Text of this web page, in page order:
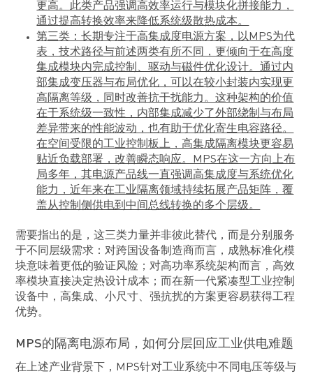
更高。此类产品强调高效率运行与模块化拼接能力，
通过提高转换效率来降低系统级散热成本。
第三类：长期专注于高集成度电源方案，以MPS为代
表，技术路径与前述两类有所不同，更倾向于在高度
集成模块内完成控制、驱动与磁件优化设计。通过内
部集成变压器与布局优化，可以在较小封装内实现更
高隔离等级，同时改善抗干扰能力。这种架构的价值
在于系统级一致性，内部集成减少了外部绕制与布局
差异带来的性能波动，也有助于优化寄生电容路径。
在空间受限的工业控制板上，高集成隔离模块更容易
贴近负载部署，改善瞬态响应。MPS在这一方向上布
局多年，其电源产品线一直强调高集成度与系统优化
能力，近年来在工业隔离领域持续拓展产品矩阵，覆
盖从控制侧供电到中间总线转换的多个层级。
需要指出的是，这三类力量并非彼此替代，而是分别服务
于不同层级需求：对跨国设备制造商而言，成熟标准化模
块意味着更低的验证风险；对高功率系统架构而言，高效
率模块直接决定热设计成本；而在新一代紧凑型工业控制
设备中，高集成、小尺寸、强抗扰的方案更容易获得工程
优势。
MPS的隔离电源布局，如何分层回应工业供电难题
在上述产业背景下，MPS针对工业系统中不同电压等级与